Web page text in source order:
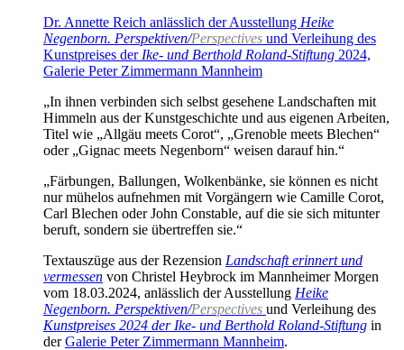
Dr. Annette Reich anlässlich der Ausstellung Heike
Negenborn. Perspektiven/Perspectives und Verleihung des
Kunstpreises derIke- und Berthold Roland-Stiftung 2024,
Galerie Peter Zimmermann Mannheim
„In ihnen verbinden sich selbst gesehene Landschaften mit
Himmeln aus der Kunstgeschichte und aus eigenen Arbeiten,
Titel wie „Allgäu meets Corot“, „Grenoble meets Blechen“
oder „Gignac meets Negenborn“ weisen darauf hin.“
„Färbungen, Ballungen, Wolkenbänke, sie können es nicht
nur mühelos aufnehmen mit Vorgängern wie Camille Corot,
Carl Blechen oder John Constable, auf die sie sich mitunter
beruft, sondern sie übertreffen sie.“
Textauszüge aus der Rezension Landschaft erinnert und
vermessen von Christel Heybrock im Mannheimer Morgen
vom 18.03.2024, anlässlich der Ausstellung Heike
Negenborn. Perspektiven/Perspectives und Verleihung des
Kunstpreises 2024 der Ike- und Berthold Roland-Stiftung in
derGalerie Peter Zimmermann Mannheim.